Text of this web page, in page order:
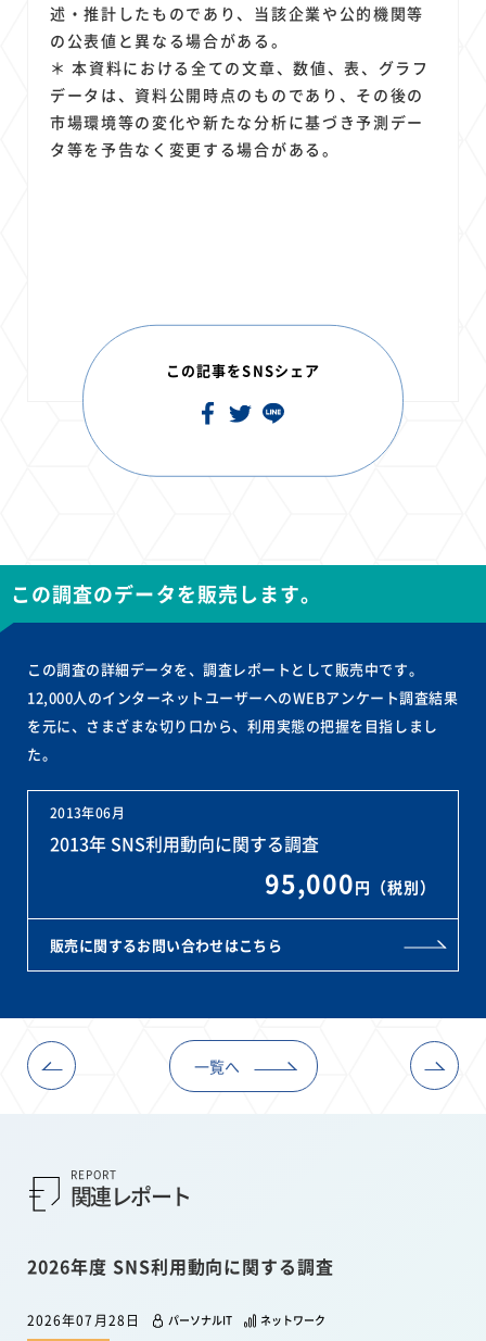
述・推計したものであり、当該企業や公的機関等
の公表値と異なる場合がある。
＊ 本資料における全ての文章、数値、表、グラフ
データは、資料公開時点のものであり、その後の
市場環境等の変化や新たな分析に基づき予測デー
タ等を予告なく変更する場合がある。
この記事をSNSシェア
この調査のデータを販売します。
この調査の詳細データを、調査レポートとして販売中です。
12,000人のインターネットユーザーへのWEBアンケート調査結果
を元に、さまざまな切り口から、利用実態の把握を目指しまし
た。
2013年06月
2013年 SNS利用動向に関する調査
95,000円（税別）
販売に関するお問い合わせはこちら
一覧へ
REPORT
関連レポート
2026年度 SNS利用動向に関する調査
2026年07月28日 パーソナルIT
ネットワーク